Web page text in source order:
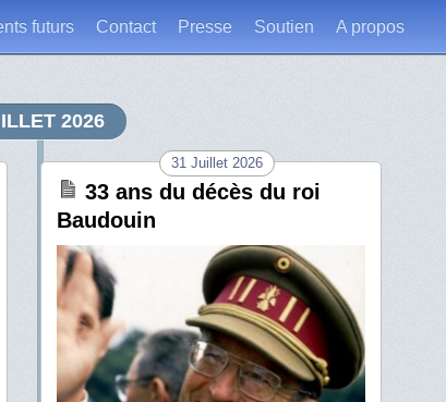
futurs Contact Presse Soutien A propos
2026
31 Juillet 2026
33 ans du décès du roi
Baudouin